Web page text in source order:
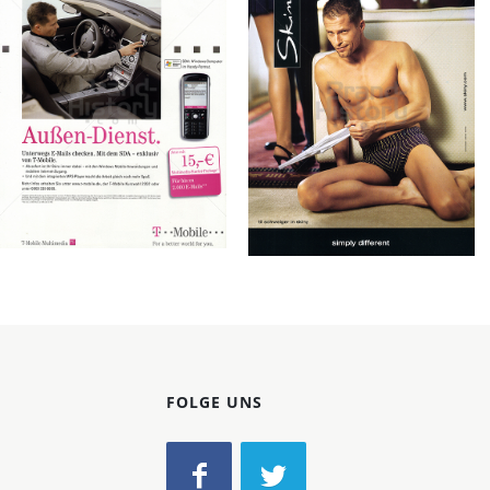
Epoche
T-Mobile
Deutschland
T-Mobile
Deutschland GmbH
2004
Bild-ID: 73004
Skiny
Skiny Bodywear
GmbH
2006
FOLGE UNS